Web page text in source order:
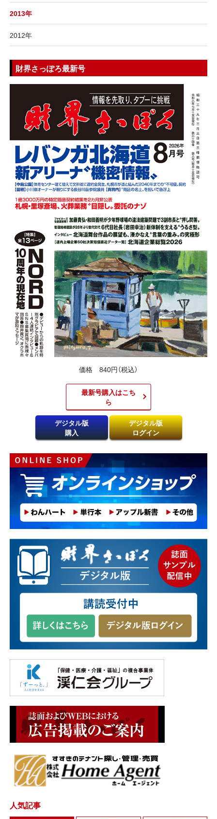
2013年
2012年
財界さっぽろ最新号
価格 840円（税込）
最新号購入はこち
ら​
デジタル版
購入
デジタル版
ログイン
人気記事